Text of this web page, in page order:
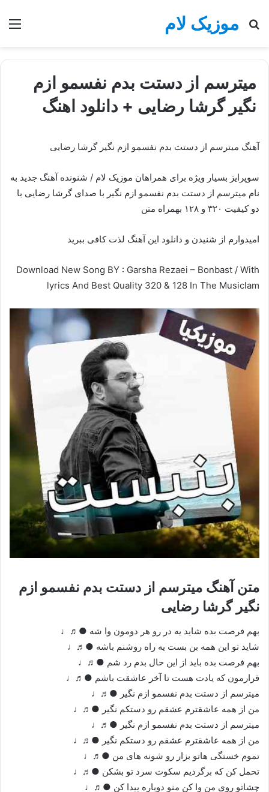
موزیک لام
جستجو
میترسم از دستت بدم نفسمو ازم
نگیر گرشا رضایی + دانلود اهنگ
آهنگ میترسم از دستت بدم نفسمو ازم نگیر گرشا رضایی
سوپرایز بسیار ویژه برای همراهان موزیک لام / شنونده آهنگ جدید به
نام میترسم از دستت بدم نفسمو ازم نگیر با صدای گرشا رضایی با
دو کیفیت ۳۲۰ و ۱۲۸ بهمراه متن
امیدوارم از شنیدن و دانلود این آهنگ لذت کافی ببرید
Download New Song BY : Garsha Rezaei – Bonbast / With
lyrics And Best Quality 320 & 128 In The Musiclam
متن آهنگ میترسم از دستت بدم نفسمو ازم
نگیر گرشا رضایی
بهم فرصت بده شاید یه در رو هر دومون وا شه ●♬♩
شاید تو این همه بن بست یه راه روشنم باشه ●♬♩
بهم فرصت بده باید از این حال بدم رد شم ●♬♩
قرارمون که یادت هست تا آخر عاشقت باشم ●♬♩
میترسم از دستت بدم نفسمو ازم نگیر ●♬♩
من از همه عاشقترم عشقم رو دستکم نگیر ●♬♩
میترسم از دستت بدم نفسمو ازم نگیر ●♬♩
من از همه عاشقترم عشقم رو دستکم نگیر ●♬♩
تموم خستگی هاتو بزار رو شونه های من ●♬♩
تحمل کن که برگردیم سکوت سرد تو بشکن ●♬♩
چشاتو روی من وا کن منو دوباره پیدا کن ●♬♩